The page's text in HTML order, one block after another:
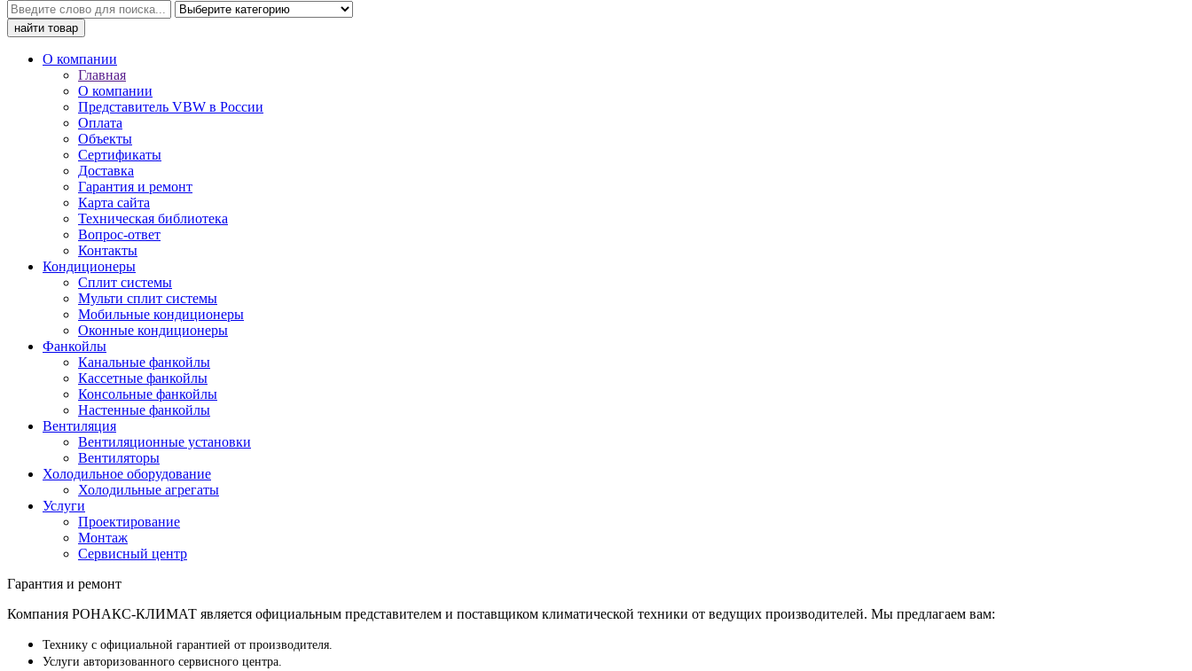
О компании
Главная
О компании
Представитель VBW в России
Оплата
Объекты
Сертификаты
Доставка
Гарантия и ремонт
Карта сайта
Техническая библиотека
Вопрос-ответ
Контакты
Кондиционеры
Сплит системы
Мульти сплит системы
Мобильные кондиционеры
Оконные кондиционеры
Фанкойлы
Канальные фанкойлы
Кассетные фанкойлы
Консольные фанкойлы
Настенные фанкойлы
Вентиляция
Вентиляционные установки
Вентиляторы
Холодильное оборудование
Холодильные агрегаты
Услуги
Проектирование
Монтаж
Сервисный центр
Гарантия и ремонт
Компания РОНАКС-КЛИМАТ является официальным представителем и поставщиком климатической техники от ведущих производителей. Мы предлагаем вам:
Технику с официальной гарантией от производителя.
Услуги авторизованного сервисного центра.